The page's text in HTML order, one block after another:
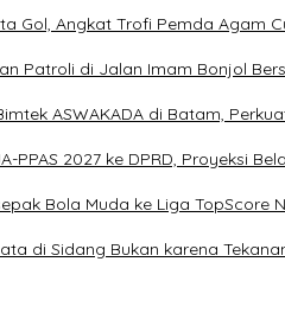
Gol, Angkat Trofi Pemda Agam
Patroli di Jalan Imam Bonjol
ASWAKADA di Batam,
PPAS 2027 ke DPRD, Proyeksi
Bola Muda ke Liga TopScore
di Sidang Bukan karena